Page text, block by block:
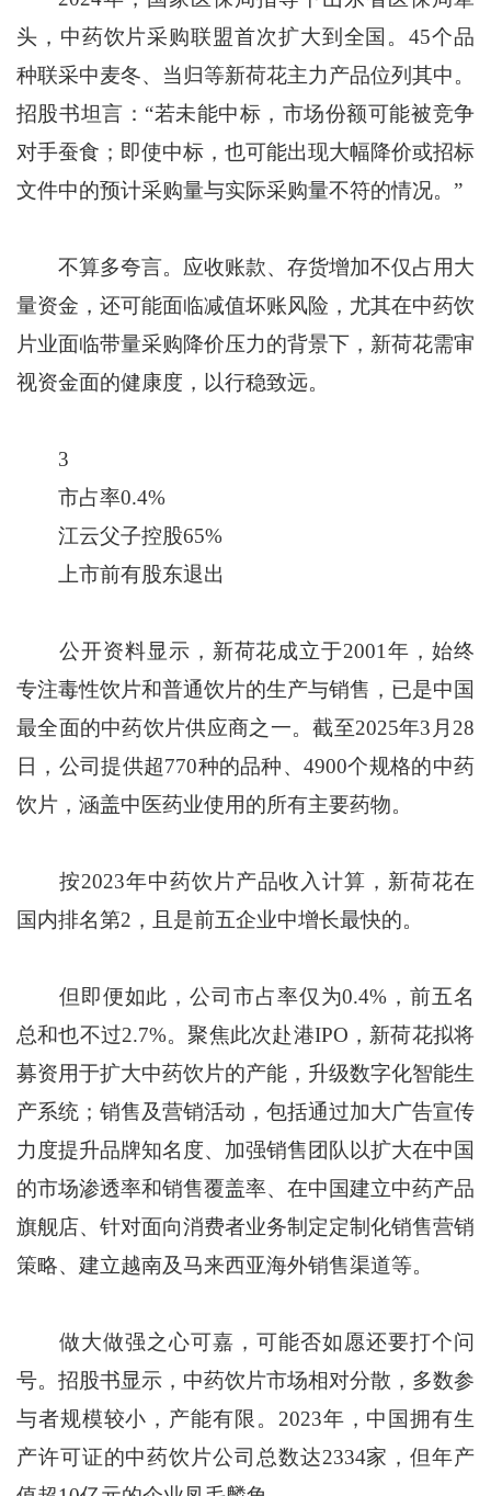
头，中药饮片采购联盟首次扩大到全国。45个品
种联采中麦冬、当归等新荷花主力产品位列其中。
招股书坦言：“若未能中标，市场份额可能被竞争
对手蚕食；即使中标，也可能出现大幅降价或招标
文件中的预计采购量与实际采购量不符的情况。”
不算多夸言。应收账款、存货增加不仅占用大
量资金，还可能面临减值坏账风险，尤其在中药饮
片业面临带量采购降价压力的背景下，新荷花需审
视资金面的健康度，以行稳致远。
3
市占率0.4%
江云父子控股65%
上市前有股东退出
公开资料显示，新荷花成立于2001年，始终
专注毒性饮片和普通饮片的生产与销售，已是中国
最全面的中药饮片供应商之一。截至2025年3月28
日，公司提供超770种的品种、4900个规格的中药
饮片，涵盖中医药业使用的所有主要药物。
按2023年中药饮片产品收入计算，新荷花在
国内排名第2，且是前五企业中增长最快的。
但即便如此，公司市占率仅为0.4%，前五名
总和也不过2.7%。聚焦此次赴港IPO，新荷花拟将
募资用于扩大中药饮片的产能，升级数字化智能生
产系统；销售及营销活动，包括通过加大广告宣传
力度提升品牌知名度、加强销售团队以扩大在中国
的市场渗透率和销售覆盖率、在中国建立中药产品
旗舰店、针对面向消费者业务制定定制化销售营销
策略、建立越南及马来西亚海外销售渠道等。
做大做强之心可嘉，可能否如愿还要打个问
号。招股书显示，中药饮片市场相对分散，多数参
与者规模较小，产能有限。2023年，中国拥有生
产许可证的中药饮片公司总数达2334家，但年产